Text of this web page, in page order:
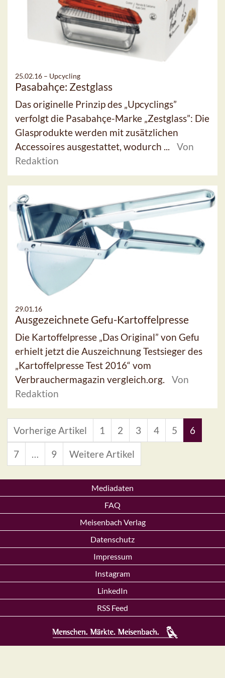
25.02.16 – Upcycling
Pasabahçe: Zestglass
Das originelle Prinzip des „Upcyclings”
verfolgt die Pasabahçe-Marke „Zestglass”: Die
Glasprodukte werden mit zusätzlichen
Accessoires ausgestattet, wodurch ...
Von
Redaktion
29.01.16
Ausgezeichnete Gefu-Kartoffelpresse
Die Kartoffelpresse „Das Original” von Gefu
erhielt jetzt die Auszeichnung Testsieger des
„Kartoffelpresse Test 2016“ vom
Verbrauchermagazin vergleich.org.
Von
Redaktion
Vorherige Artikel 1 2 3 4 5 6
7 … 9 Weitere Artikel
Mediadaten
FAQ
Meisenbach Verlag
Datenschutz
Impressum
Instagram
LinkedIn
RSS Feed